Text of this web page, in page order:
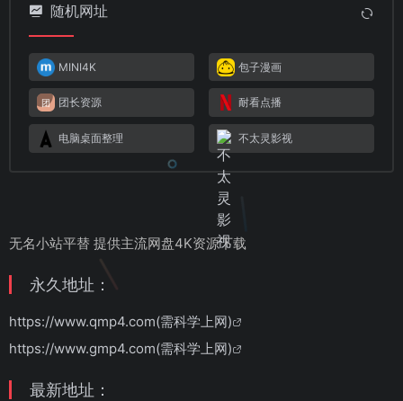
随机网址
MINI4K 包子漫画
团长资源 耐看点播
电脑桌面整理 不太灵影视
无名小站平替 提供主流网盘4K资源下载
永久地址：
https://www.qmp4.com(需科学上网)
https://www.gmp4.com(需科学上网)
最新地址：